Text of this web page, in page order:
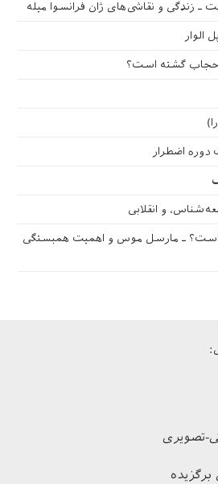
ـ زندگی و نقاشی‌های ژان فرانسوا میله
الوار
حجاب گشته است؟
اضطرار
و انقلابی
است؟ ـ مارسل موس و اهمیت همبستگی
تصویری